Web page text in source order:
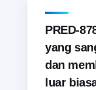
PRED-
yang
dan
luar